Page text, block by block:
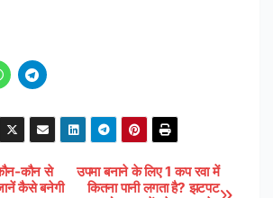
उपमा बनाने के लिए 1 कप रवा में
कितना पानी लगता है? झटपट
कौन से
कैसे बनेगी